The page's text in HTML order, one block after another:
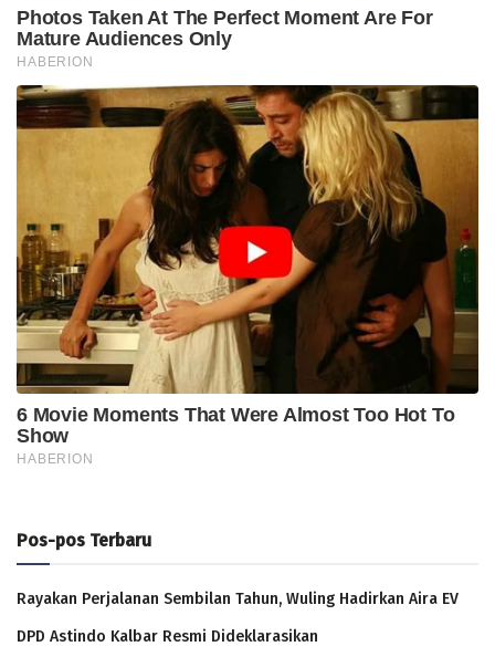
Pos-pos Terbaru
Rayakan Perjalanan Sembilan Tahun, Wuling Hadirkan Aira EV
DPD Astindo Kalbar Resmi Dideklarasikan